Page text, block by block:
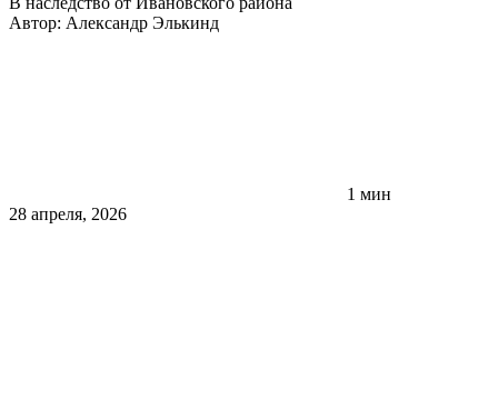
Автор: Александр Элькинд
1 мин
28 апреля, 2026